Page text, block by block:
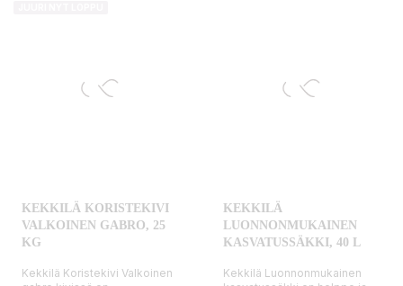
KEKKILÄ KORISTEKIVI
VALKOINEN GABRO, 25
KG
Kekkilä Koristekivi Valkoinen
KEKKILÄ
LUONNONMUKAINEN
KASVATUSSÄKKI, 40 L
Kekkilä Luonnonmukainen